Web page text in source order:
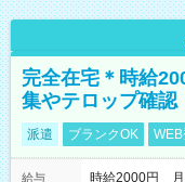
完全在宅＊時給
集やテロップ確認
派遣 ブランクOK
給与 時給2000円 月